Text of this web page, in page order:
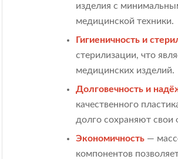
изделия с
медицинской техники.
Гигиеничность и
стерилизации, что
медицинских изделий.
Долговечность и
качественного
долго сохраняют свои
Экономичность —
компонентов